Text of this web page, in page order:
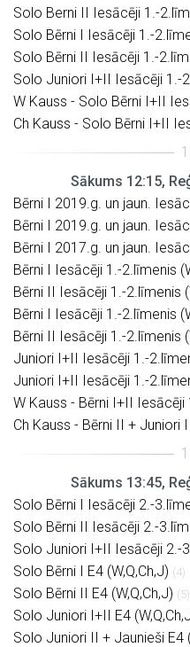
Solo Berni II Iesācēji 1.-
Solo Bērni I Iesācēji 1.-
Solo Bērni II Iesācēji 1.-
Solo Juniori I+II Iesācēji 1.-
W Kauss - Solo Bērni I+II
Ch Kauss - Solo Bērni I+II
Sākums 12:15,
Bērni I 2019.g. un jaun.
Bērni I 2019.g. un jaun.
Bērni I 2017.g. un jaun.
Bērni I Iesācēji 1.-2.līmenis
Bērni II Iesācēji 1.-2.līmenis
Bērni I Iesācēji 1.-2.līmenis
Bērni II Iesācēji 1.-2.līmenis
Juniori I+II Iesācēji 1.-
Juniori I+II Iesācēji 1.-
W Kauss - Bērni I+II Iesācēji
Ch Kauss - Bērni II + Juniori
Sākums 13:45,
Solo Bērni I Iesācēji 2.-
Solo Bērni II Iesācēji 2.-
Solo Juniori I+II Iesācēji 2.-
Solo Bērni I E4 (W,Q,Ch,J) (4)
Solo Bērni II E4 (W,Q,Ch,J) (5)
Solo Juniori I+II E4
Solo Juniori II + Jaunieši E4